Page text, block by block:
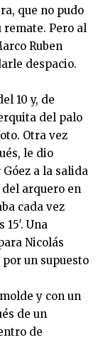
que no pudo
remate. Pero al
Ruben
despacio.
10 y, de
del palo
Otra vez
le dio
a la salida
arquero en
cada vez
Una
Nicolás
un supuesto
y con un
de un
de